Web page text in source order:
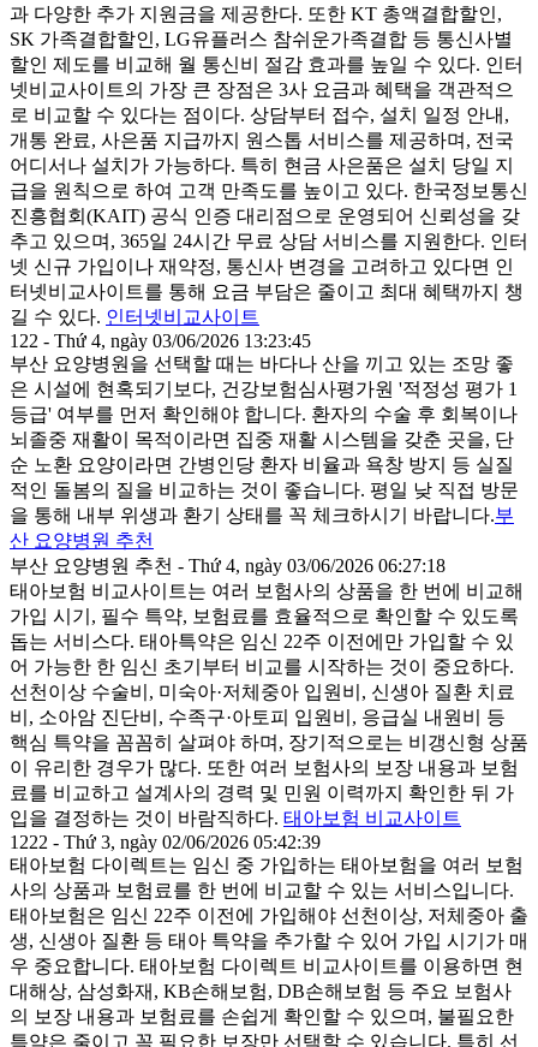
과 다양한 추가 지원금을 제공한다. 또한 KT 총액결합할인,
SK 가족결합할인, LG유플러스 참쉬운가족결합 등 통신사별
할인 제도를 비교해 월 통신비 절감 효과를 높일 수 있다. 인터
넷비교사이트의 가장 큰 장점은 3사 요금과 혜택을 객관적으
로 비교할 수 있다는 점이다. 상담부터 접수, 설치 일정 안내,
개통 완료, 사은품 지급까지 원스톱 서비스를 제공하며, 전국
어디서나 설치가 가능하다. 특히 현금 사은품은 설치 당일 지
급을 원칙으로 하여 고객 만족도를 높이고 있다. 한국정보통신
진흥협회(KAIT) 공식 인증 대리점으로 운영되어 신뢰성을 갖
추고 있으며, 365일 24시간 무료 상담 서비스를 지원한다. 인터
넷 신규 가입이나 재약정, 통신사 변경을 고려하고 있다면 인
터넷비교사이트를 통해 요금 부담은 줄이고 최대 혜택까지 챙
길 수 있다. 인터넷비교사이트
122 - Thứ 4, ngày 03/06/2026 13:23:45
부산 요양병원을 선택할 때는 바다나 산을 끼고 있는 조망 좋
은 시설에 현혹되기보다, 건강보험심사평가원 '적정성 평가 1
등급' 여부를 먼저 확인해야 합니다. 환자의 수술 후 회복이나
뇌졸중 재활이 목적이라면 집중 재활 시스템을 갖춘 곳을, 단
순 노환 요양이라면 간병인당 환자 비율과 욕창 방지 등 실질
적인 돌봄의 질을 비교하는 것이 좋습니다. 평일 낮 직접 방문
을 통해 내부 위생과 환기 상태를 꼭 체크하시기 바랍니다.부
산 요양병원 추천
부산 요양병원 추천 - Thứ 4, ngày 03/06/2026 06:27:18
태아보험 비교사이트는 여러 보험사의 상품을 한 번에 비교해
가입 시기, 필수 특약, 보험료를 효율적으로 확인할 수 있도록
돕는 서비스다. 태아특약은 임신 22주 이전에만 가입할 수 있
어 가능한 한 임신 초기부터 비교를 시작하는 것이 중요하다.
선천이상 수술비, 미숙아·저체중아 입원비, 신생아 질환 치료
비, 소아암 진단비, 수족구·아토피 입원비, 응급실 내원비 등
핵심 특약을 꼼꼼히 살펴야 하며, 장기적으로는 비갱신형 상품
이 유리한 경우가 많다. 또한 여러 보험사의 보장 내용과 보험
료를 비교하고 설계사의 경력 및 민원 이력까지 확인한 뒤 가
입을 결정하는 것이 바람직하다. 태아보험 비교사이트
1222 - Thứ 3, ngày 02/06/2026 05:42:39
태아보험 다이렉트는 임신 중 가입하는 태아보험을 여러 보험
사의 상품과 보험료를 한 번에 비교할 수 있는 서비스입니다.
태아보험은 임신 22주 이전에 가입해야 선천이상, 저체중아 출
생, 신생아 질환 등 태아 특약을 추가할 수 있어 가입 시기가 매
우 중요합니다. 태아보험 다이렉트 비교사이트를 이용하면 현
대해상, 삼성화재, KB손해보험, DB손해보험 등 주요 보험사
의 보장 내용과 보험료를 손쉽게 확인할 수 있으며, 불필요한
특약은 줄이고 꼭 필요한 보장만 선택할 수 있습니다. 특히 선